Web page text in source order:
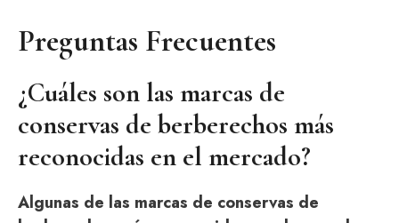
Preguntas Frecuentes
¿Cuáles son las marcas de
conservas de berberechos más
reconocidas en el mercado?
Algunas de las marcas de conservas de